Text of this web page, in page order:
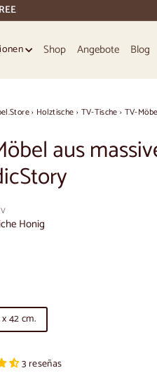
Shop Angebote Blog
› Holztische › TV-Tische › TV-
aus
Honig
x 42 cm.
3 reseñas